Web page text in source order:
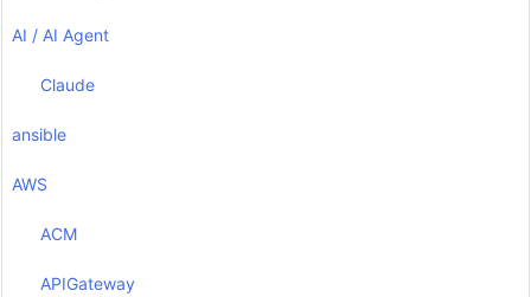
AI / AI Agent
Claude
ansible
AWS
ACM
APIGateway